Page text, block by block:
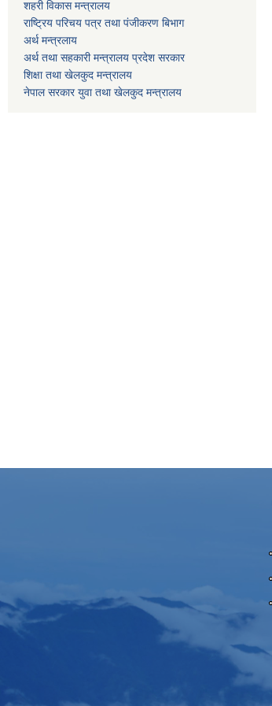
शहरी विकास मन्त्रालय
राष्ट्रिय परिचय पत्र तथा पंजीकरण बिभाग
अर्थ मन्त्रलाय
अर्थ तथा सहकारी मन्त्रालय प्रदेश सरकार
शिक्षा तथा खेलकुद मन्‍‍त्रालय
नेपाल सरकार युवा तथा खेलकुद मन्त्रालय